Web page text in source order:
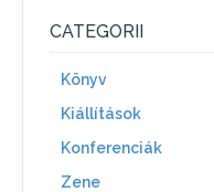
CATEGORII
Könyv
Kiállítások
Konferenciák
Zene